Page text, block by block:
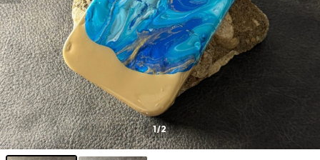
1/2